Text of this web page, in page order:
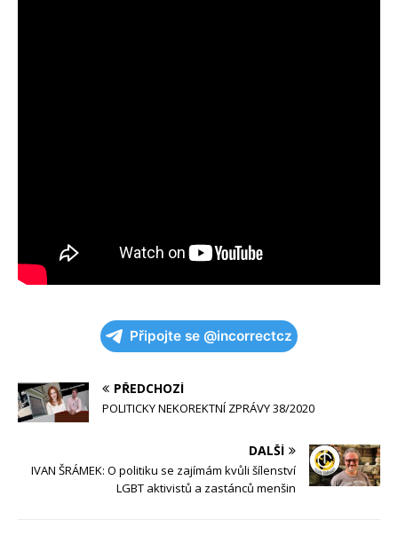
Připojte se @incorrectcz
PŘEDCHOZÍ
POLITICKY NEKOREKTNÍ ZPRÁVY 38/2020
DALŠÍ
IVAN ŠRÁMEK: O politiku se zajímám kvůli šílenství
LGBT aktivistů a zastánců menšin